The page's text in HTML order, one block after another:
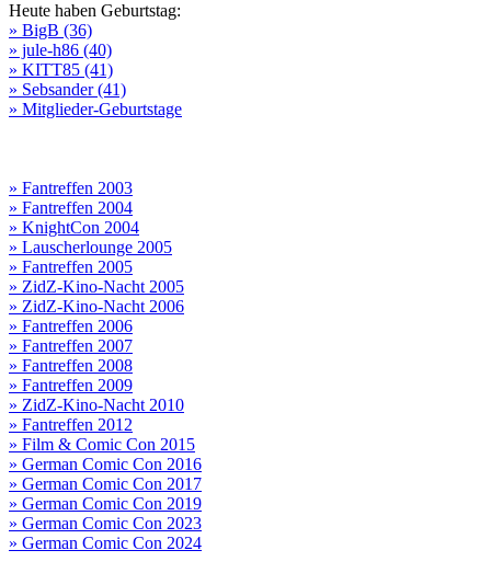
Heute haben Geburtstag:
» BigB (36)
» jule-h86 (40)
» KITT85 (41)
» Sebsander (41)
» Mitglieder-Geburtstage
» Fantreffen 2003
» Fantreffen 2004
» KnightCon 2004
» Lauscherlounge 2005
» Fantreffen 2005
» ZidZ-Kino-Nacht 2005
» ZidZ-Kino-Nacht 2006
» Fantreffen 2006
» Fantreffen 2007
» Fantreffen 2008
» Fantreffen 2009
» ZidZ-Kino-Nacht 2010
» Fantreffen 2012
» Film & Comic Con 2015
» German Comic Con 2016
» German Comic Con 2017
» German Comic Con 2019
» German Comic Con 2023
» German Comic Con 2024